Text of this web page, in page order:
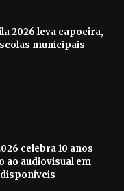
2026 leva capoeira,
municipais
celebra 10 anos
ao audiovisual em